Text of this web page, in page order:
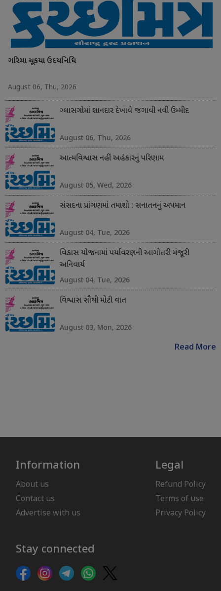
ગરિમા ચૂકયા ઉદયનિધિ
August 06, Thu, 2026
ગ્લાસગોમાં શાનદાર દેખાવે જગાવી નવી ઉમ્મીદ
August 06, Thu, 2026
આત્મવિશ્વાસ નહીં અહંકારનું પરિણામ
August 05, Wed, 2026
સંસદના પ્રાંગણમાં તમાશો : સનાતનનું અપમાન
August 04, Tue, 2026
વિકાસ યોજનામાં પર્યાવરણની આગોતરી મંજૂરી
અનિવાર્ય
August 04, Tue, 2026
વિશ્વાસ સૌથી મોટી વાત
August 03, Mon, 2026
Read More
Information
About us
Contact us
Advertise with us
Legal
Refund Policy
Terms of use
Privacy Policy
Stay connected